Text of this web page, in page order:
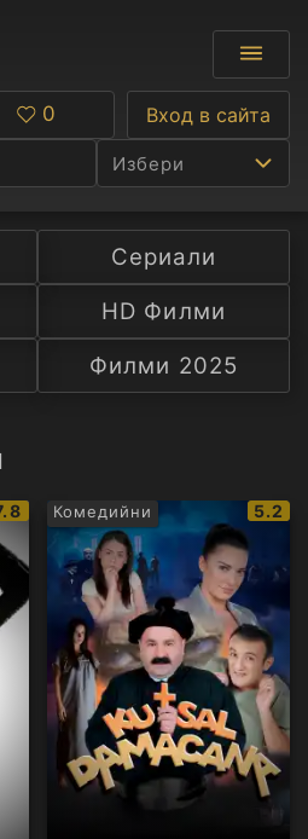
Избери
Ф
С
А
Любими
0 Вход в сайта
Сериали
HD Филми
Филми 2025
рейтинг:
Комедийни
IMDb
5.2